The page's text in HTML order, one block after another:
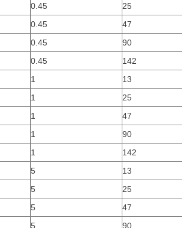
0.45
25
0.45
47
0.45
90
0.45
142
1
13
1
25
1
47
1
90
1
142
5
13
5
25
5
47
5
90